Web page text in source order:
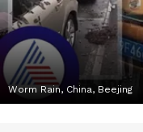
Worm Rain, China, Beejing